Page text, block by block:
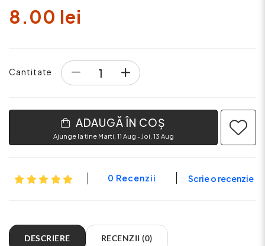
8.00 lei
Cantitate
ADAUGĂ ÎN COȘ
Ajunge la tine Marti, 11 Aug - Joi, 13 Aug
0 Recenzii Scrie o recenzie
DESCRIERE RECENZII (0)